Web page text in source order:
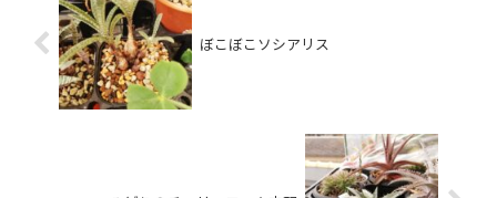
ぼこぼこソシアリス